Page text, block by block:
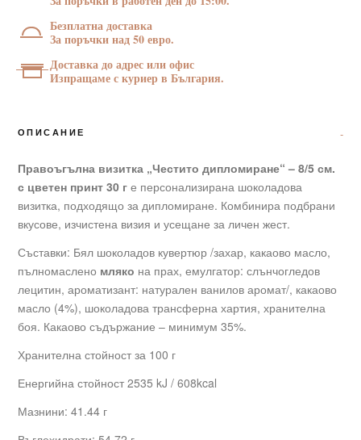
с
цветен
принт
Безплатна доставка
За поръчки над 50 евро.
Доставка до адрес или офис
Изпращаме с куриер в България.
ОПИСАНИЕ
Правоъгълна визитка „Честито дипломиране“ – 8/5 см.
с цветен принт 30 г е персонализирана шоколадова
визитка, подходящо за дипломиране. Комбинира подбрани
вкусове, изчистена визия и усещане за личен жест.
Съставки: Бял шоколадов кувертюр /захар, какаово масло,
пълномаслено мляко на прах, емулгатор: слънчогледов
лецитин, ароматизант: натурален ванилов аромат/, какаово
масло (4%), шоколадова трансферна хартия, хранителна
боя. Какаово съдържание – минимум 35%.
Хранителна стойност за 100 г
Енергийна стойност 2535 kJ / 608kcal
Мазнини: 41.44 г